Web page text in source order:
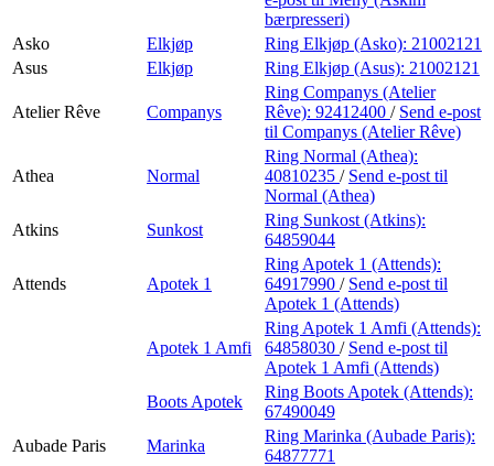
bærpresseri)
Asko
Elkjøp Ring Elkjøp (Asko): 21002121
Asus
Elkjøp Ring Elkjøp (Asus): 21002121
Atelier Rêve Companys
Ring Companys (Atelier
Rêve): 92412400 / Send e-post
til Companys (Atelier Rêve)
Athea Normal
Ring Normal (Athea):
40810235 / Send e-post til
Normal (Athea)
Atkins
Sunkost
Ring Sunkost (Atkins):
64859044
Attends Apotek 1
Ring Apotek 1 (Attends):
64917990 / Send e-post til
Apotek 1 (Attends)
Apotek 1 Amfi
Ring Apotek 1 Amfi (Attends):
64858030 / Send e-post til
Apotek 1 Amfi (Attends)
Boots Apotek
Ring Boots Apotek (Attends):
67490049
Aubade Paris
Marinka
Ring Marinka (Aubade Paris):
64877771